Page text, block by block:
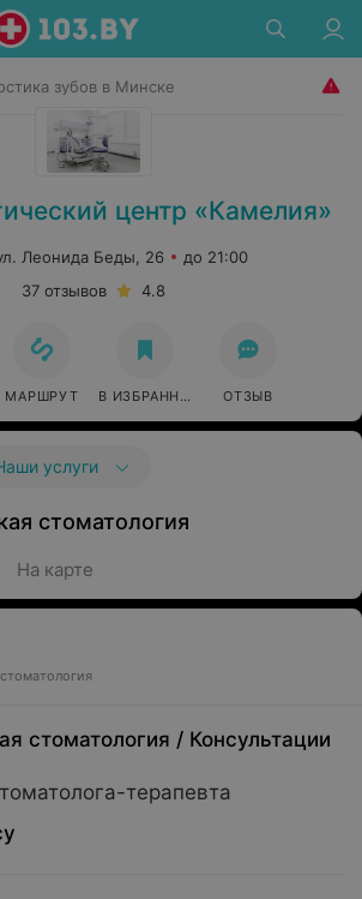
зубов в Минске
центр «Камелия»
Леонида Беды, 26
до 21:00
37 отзывов
4.8
МАРШРУТ В ИЗБРАННОЕ ОТЗЫВ
услуги
стоматология
На карте
стоматология / Консультации
терапевта